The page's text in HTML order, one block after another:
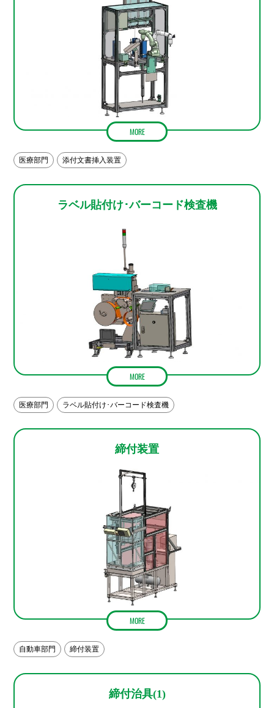
MORE
医療部門 添付文書挿入装置
ラベル貼付け･バーコード検査機
MORE
医療部門 ラベル貼付け･バーコード検査機
締付装置
MORE
自動車部門 締付装置
締付治具(1)